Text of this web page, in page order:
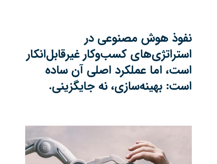
نفوذ هوش مصنوعی در
استراتژی‌های کسب‌وکار غیرقابل‌انکار
است، اما عملکرد اصلی آن ساده
است: بهینه‌سازی، نه جایگزینی.